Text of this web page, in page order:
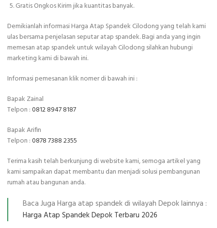
Gratis Ongkos Kirim jika kuantitas banyak.
Demikianlah informasi Harga Atap Spandek Cilodong yang telah kami
ulas bersama penjelasan seputar atap spandek. Bagi anda yang ingin
memesan atap spandek untuk wilayah Cilodong silahkan hubungi
marketing kami di bawah ini.
Informasi pemesanan klik nomer di bawah ini :
Bapak Zainal
Telpon :0812 8947 8187
Bapak Arifin
Telpon :0878 7388 2355
Terima kasih telah berkunjung di website kami, semoga artikel yang
kami sampaikan dapat membantu dan menjadi solusi pembangunan
rumah atau bangunan anda.
Baca Juga Harga atap spandek di wilayah Depok lainnya :
Harga Atap Spandek Depok Terbaru 2026